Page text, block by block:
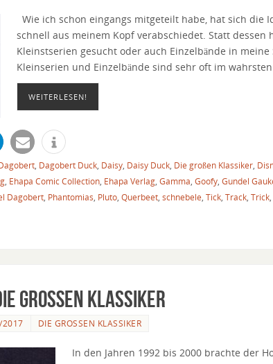
Wie ich schon eingangs mitgeteilt habe, hat sich die
schnell aus meinem Kopf verabschiedet. Statt
Kleinstserien gesucht oder auch Einzelbände in
Kleinserien und Einzelbände sind sehr oft im wahrsten
WEITERLESEN!
Dagobert Duck Daisy Daisy Duck Die großen Klassiker
Ehapa Comic Collection Ehapa Verlag Gamma Goofy Gundel
Dagobert Phantomias Pluto Querbeet schnebele Tick Track Trick
großen Klassiker
DIE GROSSEN KLASSIKER
In den Jahren 1992 bis 2000 brachte der